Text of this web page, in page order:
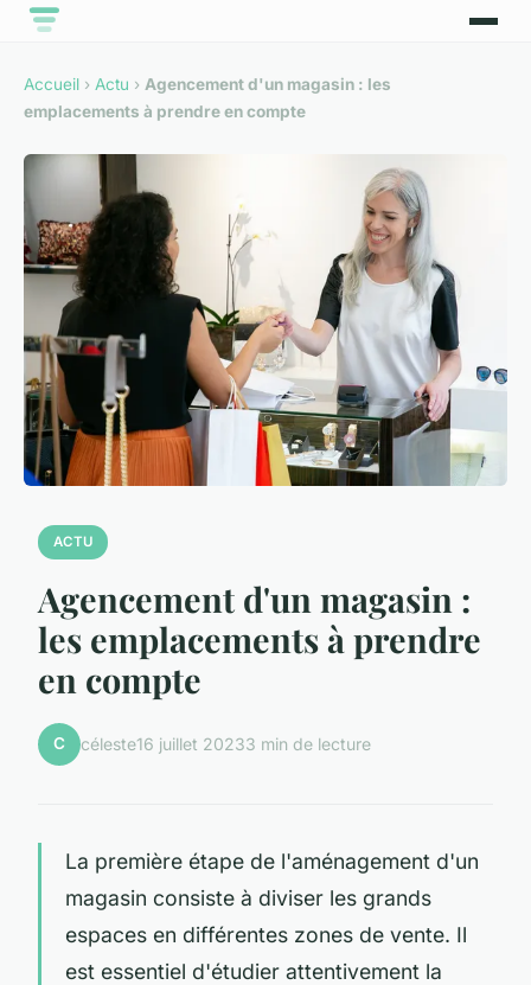
Accueil › Actu › Agencement d'un magasin : les
emplacements à prendre en compte
ACTU
Agencement d'un magasin :
les emplacements à prendre
en compte
C céleste16 juillet 20233 min de lecture
La première étape de l'aménagement d'un
magasin consiste à diviser les grands
espaces en différentes zones de vente. Il
est essentiel d'étudier attentivement la